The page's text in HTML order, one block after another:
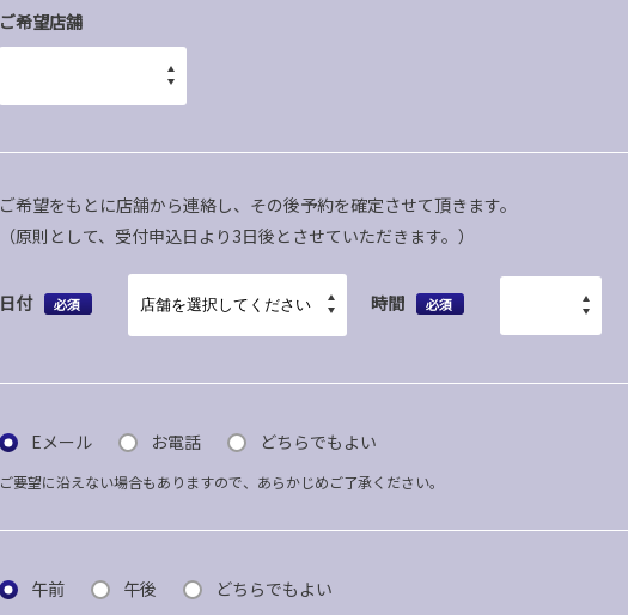
ご希望店舗
ご希望をもとに店舗から連絡し、その後予約を確定させて頂きます。
（原則として、受付申込日より3日後とさせていただきます。）
日付 必須 時間 必須
Eメール お電話 どちらでもよい
ご要望に沿えない場合もありますので、あらかじめご了承ください。
午前 午後 どちらでもよい